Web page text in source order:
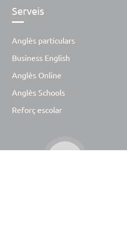
Serveis
Anglès particulars
Business English
Anglès Online
Anglès Schools
Reforç escolar